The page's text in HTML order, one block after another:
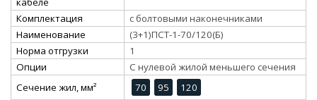
Комплектация
с болтовыми наконечниками
Наименование
(3+1)ПСТ-1-70/120(Б)
Норма отгрузки
1
Опции
С нулевой жилой меньшего сечения
Сечение жил, мм²
70 95
120